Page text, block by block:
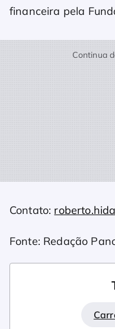
financeira pela
Continua
Contato:
Fonte: Redação